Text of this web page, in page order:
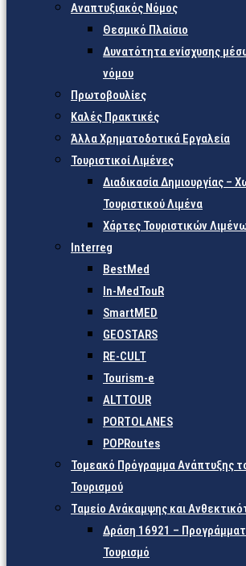
Αναπτυξιακός Νόμος
Θεσμικό Πλαίσιο
Δυνατότητα ενίσχυσης
νόμου
Πρωτοβουλίες
Καλές Πρακτικές
Άλλα Χρηματοδοτικά Εργαλεία
Τουριστικοί Λιμένες
Διαδικασία Δημιουργίας –
Τουριστικού Λιμένα
Χάρτες Τουριστικών
Interreg
BestMed
In-MedTouR
SmartMED
GEOSTARS
RE-CULT
Tourism-e
ALTTOUR
PORTOLANES
POPRoutes
Τομεακό Πρόγραμμα Ανάπτυξης
Τουρισμού
Ταμείο Ανάκαμψης και
Δράση 16921 –
Τουρισμό